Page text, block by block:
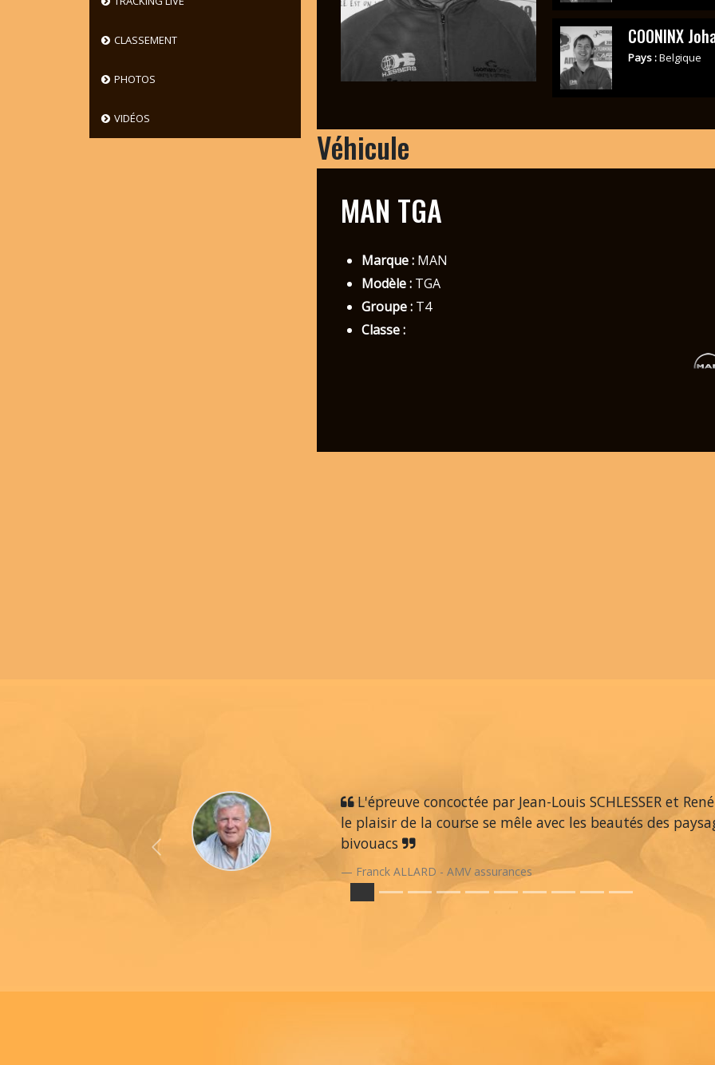
CLASSEMENT
PHOTOS
VIDÉOS
COONINX
Pays :Belgique
Véhicule
MAN TGA
Marque :MAN
Modèle :TGA
Groupe :T4
Classe :
L'épreuve concoctée par Jean-Louis SCHLESSER et
le plaisir de la course se mêle avec les beautés des
bivouacs
Franck ALLARD - AMV assurances
Previous